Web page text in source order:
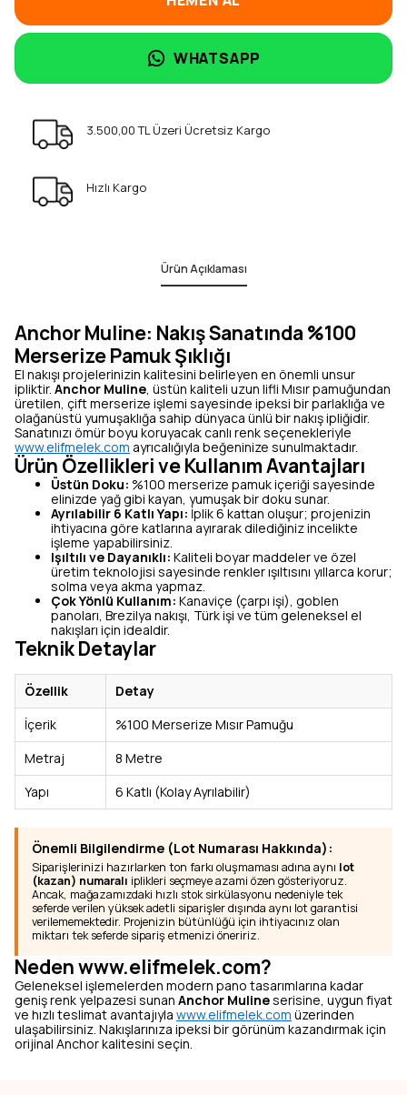
WHATSAPP
3.500,00 TL Üzeri Ücretsiz Kargo
Hızlı Kargo
Ürün Açıklaması
Anchor Muline: Nakış Sanatında %100
Merserize Pamuk Şıklığı
El nakışı projelerinizin kalitesini belirleyen en önemli unsur
ipliktir.Anchor Muline, üstün kaliteli uzun lifli Mısır pamuğundan
üretilen, çift merserize işlemi sayesinde ipeksi bir parlaklığa ve
olağanüstü yumuşaklığa sahip dünyaca ünlü bir nakış ipliğidir.
Sanatınızı ömür boyu koruyacak canlı renk seçenekleriyle
www.elifmelek.com ayrıcalığıyla beğeninize sunulmaktadır.
Ürün Özellikleri ve Kullanım Avantajları
Üstün Doku: %100 merserize pamuk içeriği sayesinde
elinizde yağ gibi kayan, yumuşak bir doku sunar.
Ayrılabilir 6 Katlı Yapı: İplik 6 kattan oluşur; projenizin
ihtiyacına göre katlarına ayırarak dilediğiniz incelikte
işleme yapabilirsiniz.
Işıltılı ve Dayanıklı: Kaliteli boyar maddeler ve özel
üretim teknolojisi sayesinde renkler ışıltısını yıllarca korur;
solma veya akma yapmaz.
Çok Yönlü Kullanım: Kanaviçe (çarpı işi), goblen
panoları, Brezilya nakışı, Türk işi ve tüm geleneksel el
nakışları için idealdir.
Teknik Detaylar
Özellik
Detay
İçerik
%100 Merserize Mısır Pamuğu
Metraj
8 Metre
Yapı
6 Katlı (Kolay Ayrılabilir)
Önemli Bilgilendirme (Lot Numarası Hakkında):
Siparişlerinizi hazırlarken ton farkı oluşmaması adına aynı lot
(kazan) numaralı iplikleri seçmeye azami özen gösteriyoruz.
Ancak, mağazamızdaki hızlı stok sirkülasyonu nedeniyle tek
seferde verilen yüksek adetli siparişler dışında aynı lot garantisi
verilememektedir. Projenizin bütünlüğü için ihtiyacınız olan
miktarı tek seferde sipariş etmenizi öneririz.
Neden www.elifmelek.com?
Geleneksel işlemelerden modern pano tasarımlarına kadar
geniş renk yelpazesi sunan Anchor Mulineserisine, uygun fiyat
ve hızlı teslimat avantajıyla www.elifmelek.com üzerinden
ulaşabilirsiniz. Nakışlarınıza ipeksi bir görünüm kazandırmak için
orijinal Anchor kalitesini seçin.